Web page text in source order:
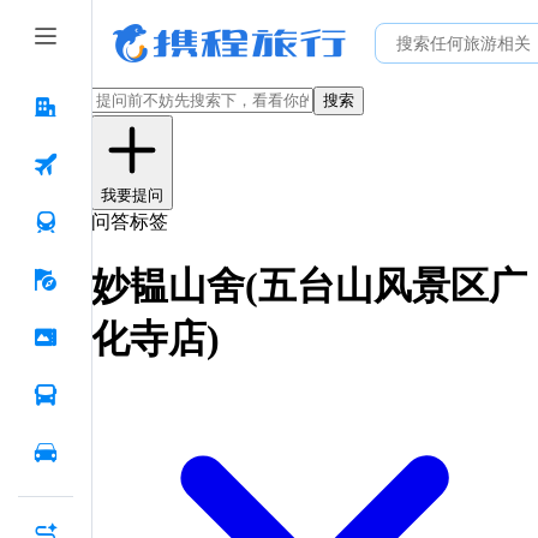
搜索
我要提问
问答标签
妙韫山舍(五台山风景区广
化寺店)